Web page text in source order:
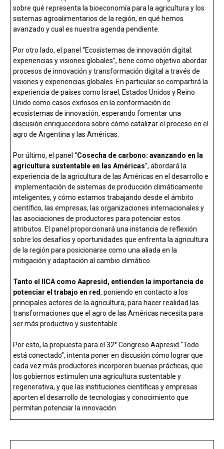
sobre qué representa la bioeconomía para la agricultura y los
sistemas agroalimentarios de la región, en qué hemos
avanzado y cual es nuestra agenda pendiente.
Por otro lado, el panel “Ecosistemas de innovación digital:
experiencias y visiones globales”, tiene como objetivo abordar
procesos de innovación y transformación digital a través de
visiones y experiencias globales. En particular se compartirá la
experiencia de países como Israel, Estados Unidos y Reino
Unido como casos exitosos en la conformación de
ecosistemas de innovación, esperando fomentar una
discusión enriquecedora sobre cómo catalizar el proceso en el
agro de Argentina y las Américas.
Por último, el panel “Cosecha de carbono: avanzando en la
agricultura sustentable en las Américas”, abordará la
experiencia de la agricultura de las Américas en el desarrollo e
implementación de sistemas de producción climáticamente
inteligentes, y cómo estamos trabajando desde el ámbito
científico, las empresas, las organizaciones internacionales y
las asociaciones de productores para potenciar estos
atributos. El panel proporcionará una instancia de reflexión
sobre los desafíos y oportunidades que enfrenta la agricultura
de la región para posicionarse como una aliada en la
mitigación y adaptación al cambio climático.
Tanto el IICA como Aapresid, entienden la importancia de
potenciar el trabajo en red, poniendo en contacto a los
principales actores de la agricultura, para hacer realidad las
transformaciones que el agro de las Américas necesita para
ser más productivo y sustentable.
Por esto, la propuesta para el 32° Congreso Aapresid “Todo
está conectado”, intenta poner en discusión cómo lograr que
cada vez más productores incorporen buenas prácticas, que
los gobiernos estimulen una agricultura sustentable y
regenerativa, y que las instituciones científicas y empresas
aporten el desarrollo de tecnologías y conocimiento que
permitan potenciar la innovación.